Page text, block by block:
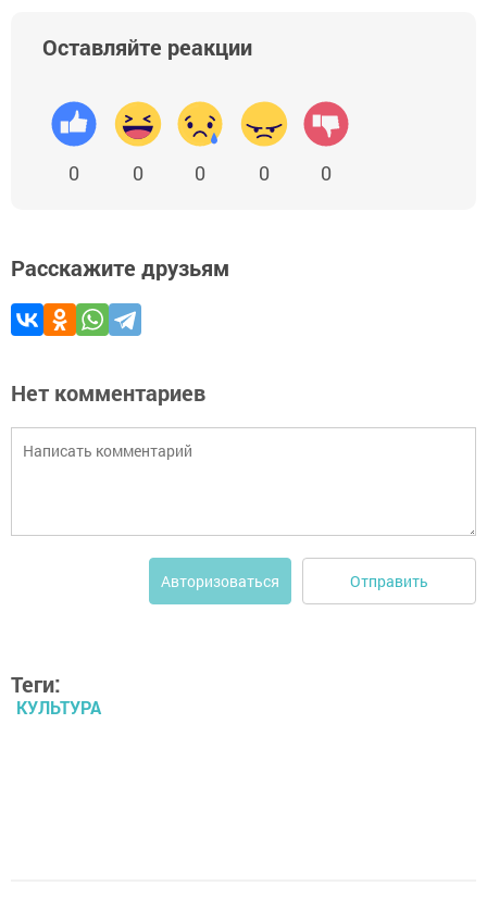
Оставляйте реакции
0 0 0 0 0
Расскажите друзьям
Нет комментариев
Авторизоваться Отправить
Теги:
КУЛЬТУРА